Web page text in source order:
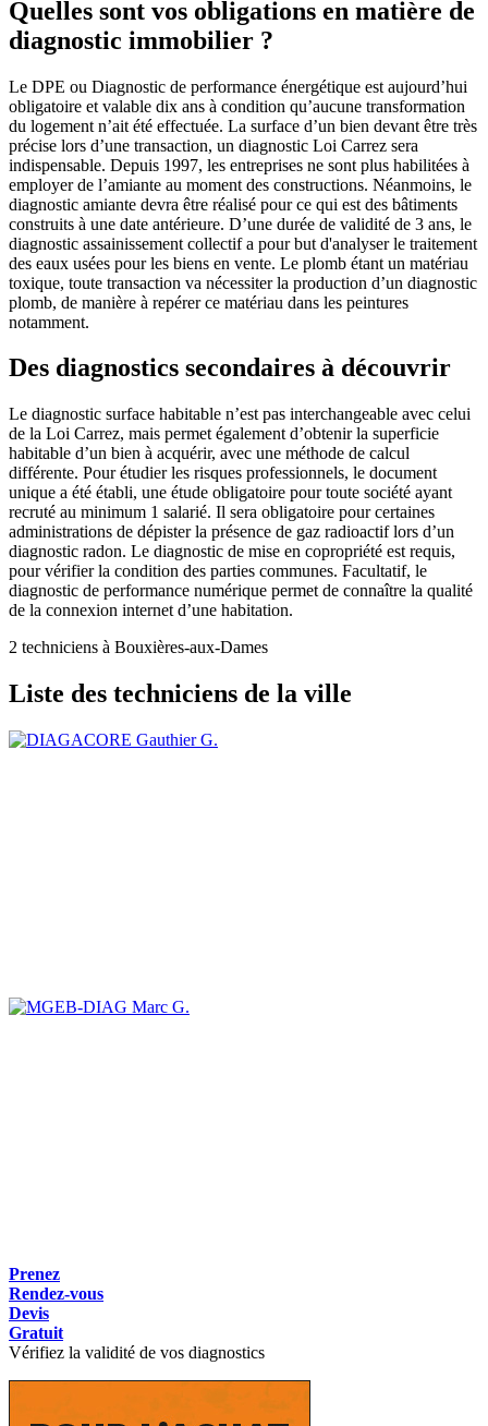
Quelles sont vos obligations en matière de
diagnostic immobilier ?
Le DPE ou Diagnostic de performance énergétique est aujourd’hui
obligatoire et valable dix ans à condition qu’aucune transformation
du logement n’ait été effectuée. La surface d’un bien devant être très
précise lors d’une transaction, un diagnostic Loi Carrez sera
indispensable. Depuis 1997, les entreprises ne sont plus habilitées à
employer de l’amiante au moment des constructions. Néanmoins, le
diagnostic amiante devra être réalisé pour ce qui est des bâtiments
construits à une date antérieure. D’une durée de validité de 3 ans, le
diagnostic assainissement collectif a pour but d'analyser le traitement
des eaux usées pour les biens en vente. Le plomb étant un matériau
toxique, toute transaction va nécessiter la production d’un diagnostic
plomb, de manière à repérer ce matériau dans les peintures
notamment.
Des diagnostics secondaires à découvrir
Le diagnostic surface habitable n’est pas interchangeable avec celui
de la Loi Carrez, mais permet également d’obtenir la superficie
habitable d’un bien à acquérir, avec une méthode de calcul
différente. Pour étudier les risques professionnels, le document
unique a été établi, une étude obligatoire pour toute société ayant
recruté au minimum 1 salarié. Il sera obligatoire pour certaines
administrations de dépister la présence de gaz radioactif lors d’un
diagnostic radon. Le diagnostic de mise en copropriété est requis,
pour vérifier la condition des parties communes. Facultatif, le
diagnostic de performance numérique permet de connaître la qualité
de la connexion internet d’une habitation.
2 techniciens à Bouxières-aux-Dames
Liste des techniciens de la ville
Gauthier G.
Marc G.
Prenez
Rendez-vous
Devis
Gratuit
Vérifiez la validité de vos diagnostics